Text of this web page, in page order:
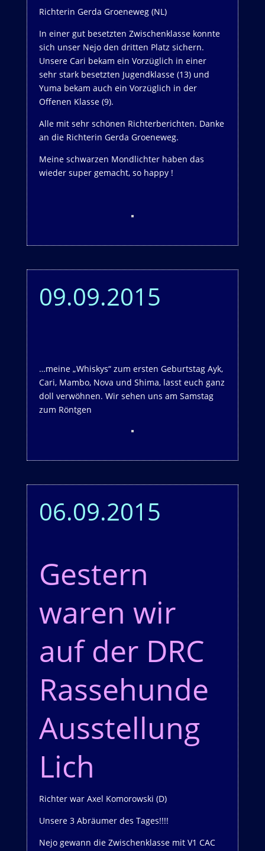
Richterin Gerda Groeneweg (NL)
In einer gut besetzten Zwischenklasse konnte
sich unser Nejo den dritten Platz sichern.
Unsere Cari bekam ein Vorzüglich in einer
sehr stark besetzten Jugendklasse (13) und
Yuma bekam auch ein Vorzüglich in der
Offenen Klasse (9).
Alle mit sehr schönen Richterberichten. Danke
an die Richterin Gerda Groeneweg.
Meine schwarzen Mondlichter haben das
wieder super gemacht, so happy !
09.09.2015
…meine „Whiskys“ zum ersten Geburtstag Ayk,
Cari, Mambo, Nova und Shima, lasst euch ganz
doll verwöhnen. Wir sehen uns am Samstag
zum Röntgen
06.09.2015
Gestern
waren wir
auf der DRC
Rassehunde
Ausstellung
Lich
Richter war Axel Komorowski (D)
Unsere 3 Abräumer des Tages!!!!
Nejo gewann die Zwischenklasse mit V1 CAC